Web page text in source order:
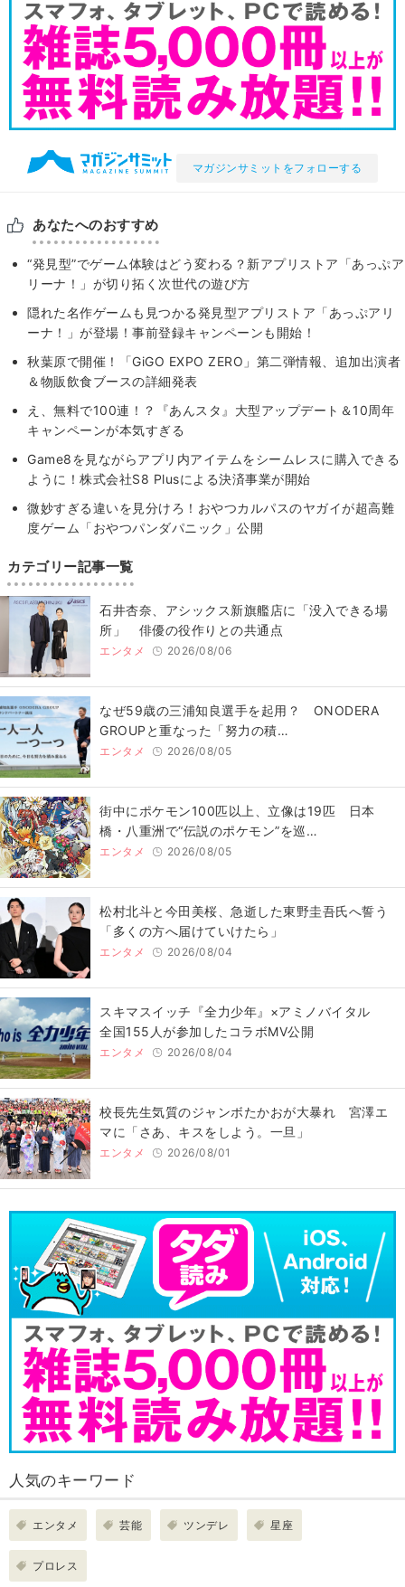
マガジンサミットをフォローする
あなたへのおすすめ
“発見型”でゲーム体験はどう変わる？新アプリストア「あっぷア
リーナ！」が切り拓く次世代の遊び方
隠れた名作ゲームも見つかる発⾒型アプリストア「あっぷアリ
ーナ！」が登場！事前登録キャンペーンも開始！
秋葉原で開催！「GiGO EXPO ZERO」第二弾情報、追加出演者
＆物販飲食ブースの詳細発表
え、無料で100連！？『あんスタ』大型アップデート＆10周年
キャンペーンが本気すぎる
Game8を見ながらアプリ内アイテムをシームレスに購入できる
ように！株式会社S8 Plusによる決済事業が開始
微妙すぎる違いを見分けろ！おやつカルパスのヤガイが超高難
度ゲーム「おやつパンダパニック」公開
カテゴリー記事一覧
石井杏奈、アシックス新旗艦店に「没入できる場
所」 俳優の役作りとの共通点
エンタメ 2026/08/06
なぜ59歳の三浦知良選手を起用？ ONODERA
GROUPと重なった「努力の積…
エンタメ 2026/08/05
街中にポケモン100匹以上、立像は19匹 日本
橋・八重洲で“伝説のポケモン”を巡…
エンタメ 2026/08/05
松村北斗と今田美桜、急逝した東野圭吾氏へ誓う
「多くの方へ届けていけたら」
エンタメ 2026/08/04
スキマスイッチ『全力少年』×アミノバイタル
全国155人が参加したコラボMV公開
エンタメ 2026/08/04
校長先生気質のジャンボたかおが大暴れ 宮澤エ
マに「さあ、キスをしよう。一旦」
エンタメ 2026/08/01
人気のキーワード
エンタメ 芸能 ツンデレ 星座
プロレス